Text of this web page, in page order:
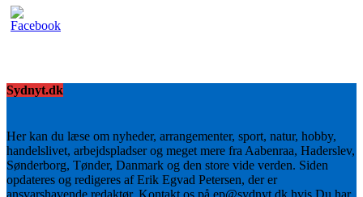
Sydnyt.dk
Her kan du læse om nyheder, arrangementer, sport, natur, hobby,
handelslivet, arbejdspladser og meget mere fra Aabenraa, Haderslev,
Sønderborg, Tønder, Danmark og den store vide verden. Siden
opdateres og redigeres af Erik Egvad Petersen, der er
ansvarshavende redaktør. Kontakt os på ep@sydnyt.dk hvis Du har